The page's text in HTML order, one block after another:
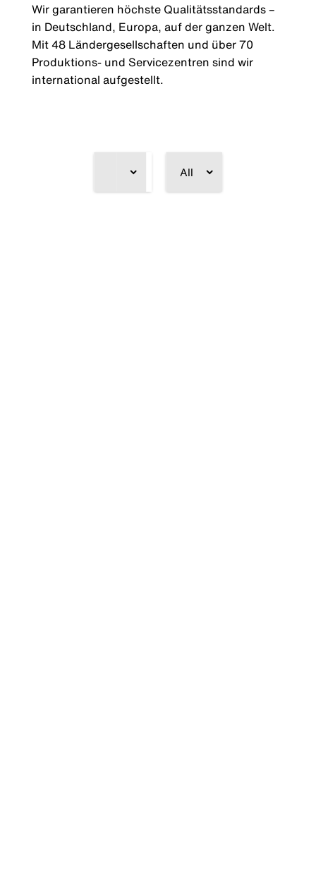
Wir garantieren höchste Qualitätsstandards –
in Deutschland, Europa, auf der ganzen Welt.
Mit 48 Ländergesellschaften und über 70
Produktions- und Servicezentren sind wir
international aufgestellt.